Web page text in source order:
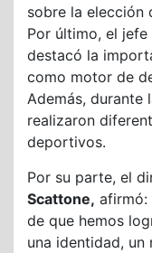
sobre la elección
Por último, el
destacó la
como motor de
Además, durante
realizaron
deportivos.
Por su parte, el
Scattone, afirmó:
de que hemos
una identidad,